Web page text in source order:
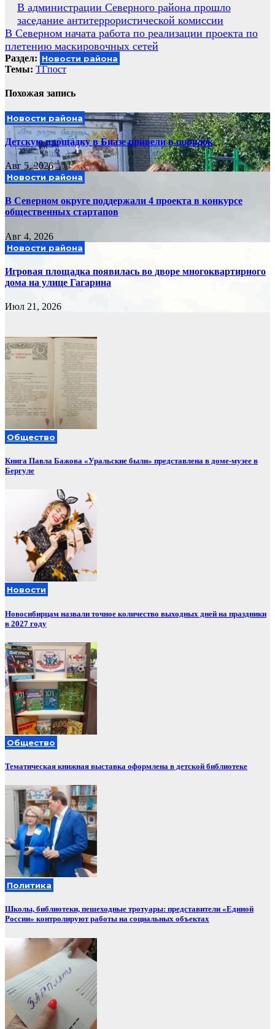
Навигация
по
записям
В администрации Северного района прошло
заседание антитеррористической комиссии
В Северном начата работа по реализации проекта по
плетению маскировочных сетей
Раздел: Новости района
Темы: ТГпост
Похожая запись
Новости района
Детскую площадку в Биазе привели в порядок
Авг 5, 2026
Новости района
В Северном округе поддержали 4 проекта в конкурсе
общественных стартапов
Авг 4, 2026
Новости района
Игровая площадка появилась во дворе многоквартирного
дома на улице Гагарина
Июл 21, 2026
Общество
Книга Павла Бажова «Уральские были» представлена в доме-музее в
Бергуле
Новости
Новосибирцам назвали точное количество выходных дней на праздники
в 2027 году
Общество
Тематическая книжная выставка оформлена в детской библиотеке
Политика
Школы, библиотеки, пешеходные тротуары: представители «Единой
России» контролируют работы на социальных объектах